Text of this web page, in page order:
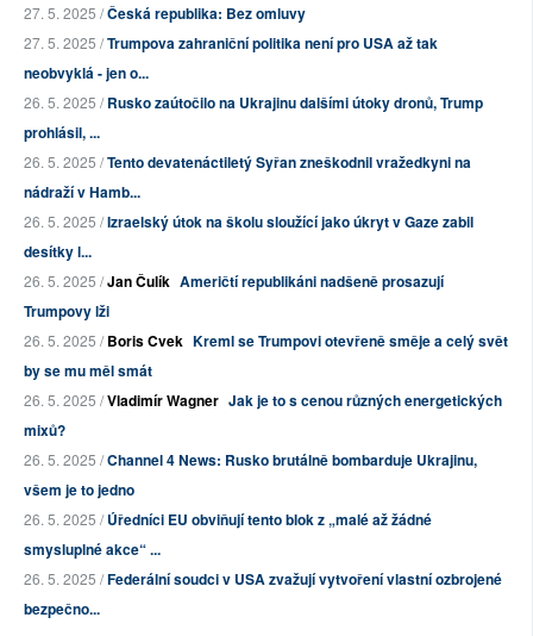
27. 5. 2025 /Česká republika: Bez omluvy
27. 5. 2025 /Trumpova zahraniční politika není pro USA až tak
neobvyklá - jen o...
26. 5. 2025 /Rusko zaútočilo na Ukrajinu dalšími útoky dronů, Trump
prohlásil, ...
26. 5. 2025 /Tento devatenáctiletý Syřan zneškodnil vražedkyni na
nádraží v Hamb...
26. 5. 2025 /Izraelský útok na školu sloužící jako úkryt v Gaze zabil
desítky l...
26. 5. 2025 /Jan Čulík Američtí republikáni nadšeně prosazují
Trumpovy lži
26. 5. 2025 /Boris Cvek Kreml se Trumpovi otevřeně směje a celý svět
by se mu měl smát
26. 5. 2025 /Vladimír Wagner Jak je to s cenou různých energetických
mixů?
26. 5. 2025 /Channel 4 News: Rusko brutálně bombarduje Ukrajinu,
všem je to jedno
26. 5. 2025 /Úředníci EU obviňují tento blok z „malé až žádné
smysluplné akce“ ...
26. 5. 2025 /Federální soudci v USA zvažují vytvoření vlastní ozbrojené
bezpečno...